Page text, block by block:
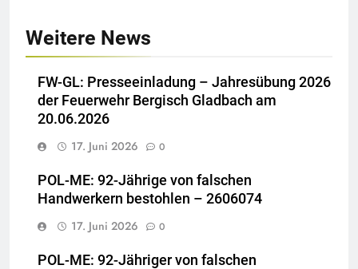
Weitere News
FW-GL: Presseeinladung – Jahresübung 2026
der Feuerwehr Bergisch Gladbach am
20.06.2026
17. Juni 2026
0
POL-ME: 92-Jährige von falschen
Handwerkern bestohlen – 2606074
17. Juni 2026
0
POL-ME: 92-Jähriger von falschen